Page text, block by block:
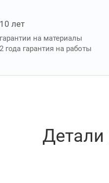
10 лет
гарантии на материалы
2 года гарантия на работы
Детали